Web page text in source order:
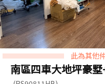
此為其他
南區四車大地坪豪